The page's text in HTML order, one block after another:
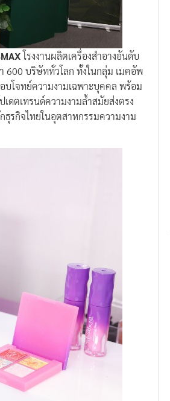
โรงงานผลิตเครื่องสำอางอันดับ
600 บริษัททั่วโลก ทั้งในกลุ่ม เมคอัพ
บโจทย์ความงามเฉพาะบุคคล พร้อม
เดตเทรนด์ความงามล้ำสมัยส่งตรง
รกิจไทยในอุตสาหกรรมความงาม